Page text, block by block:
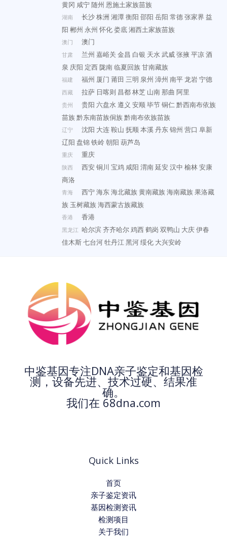
黄冈 咸宁随州 恩施土家族苗族
湖南 长沙株洲 湘潭衡阳 邵阳 岳阳 常德张家界 益
阳 郴州 永州 怀化娄底湘西土家族苗族
澳门 澳门
甘肃 兰州 嘉峪关 金昌 白银 天水武威张掖平凉酒
泉 庆阳 定西陇南临夏回族甘南藏族
福建 福州 厦门 莆田 三明 泉州 漳州 南平龙岩宁德
西藏 拉萨 日喀则 昌都林芝 山南那曲 阿里
贵州 贵阳 六盘水遵义 安顺毕节铜仁黔西南布依族
苗族黔东南苗族侗族黔南布依族苗族
辽宁 沈阳 大连鞍山 抚顺本溪丹东锦州 营口 阜新
辽阳 盘锦铁岭朝阳 葫芦岛
重庆 重庆
陕西 西安铜川 宝鸡 咸阳 渭南延安汉中 榆林安康
商洛
青海 西宁海东海北藏族黄南藏族海南藏族果洛藏
族 玉树藏族海西蒙古族藏族
香港 香港
黑龙江 哈尔滨齐齐哈尔鸡西鹤岗 双鸭山 大庆伊春
佳木斯七台河牡丹江黑河绥化 大兴安岭
中鉴基因专注DNA亲子鉴定和基因检
测，设备先进、技术过硬、结果准
确。
我们在 68dna.com
Quick Links
首页
亲子鉴定资讯
基因检测资讯
检测项目
关于我们